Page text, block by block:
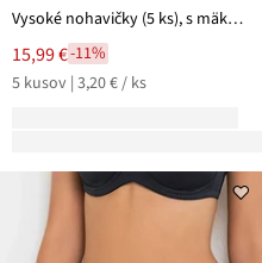
Vysoké nohavičky (5 ks), s mäkkou bavlnou
15,99 €-11%
5 kusov | 3,20 € / ks